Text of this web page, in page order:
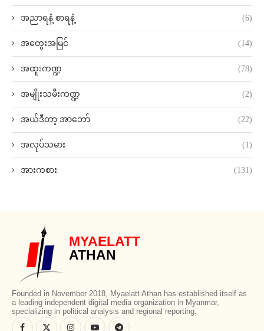
အညာရနံ့ စာရနံ့ (6)
အတွေးအမြင် (14)
အထူးကဏ္ဍ (78)
အမျိုးသမီးကဏ္ဍ (2)
အယ်ဒီတာ့ အာဘော် (22)
အလုပ်သမား (1)
အားကစား (131)
MYAELATT
ATHAN
Founded in November 2018, Myaelatt Athan has established itself as
a leading independent digital media organization in Myanmar,
specializing in political analysis and regional reporting.